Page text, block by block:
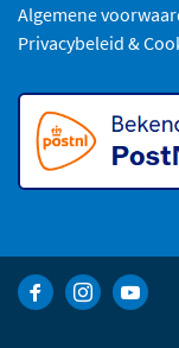
Algemene
Privacybeleid &
Bekijk Facebook
BekijkBekijk